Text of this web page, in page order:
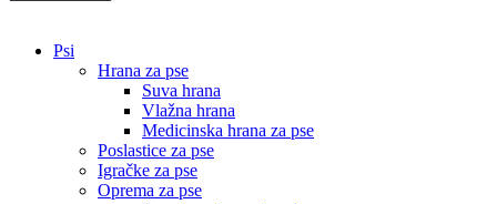
Psi
Hrana za pse
Suva hrana
Vlažna hrana
Medicinska hrana za pse
Poslastice za pse
Igračke za pse
Oprema za pse